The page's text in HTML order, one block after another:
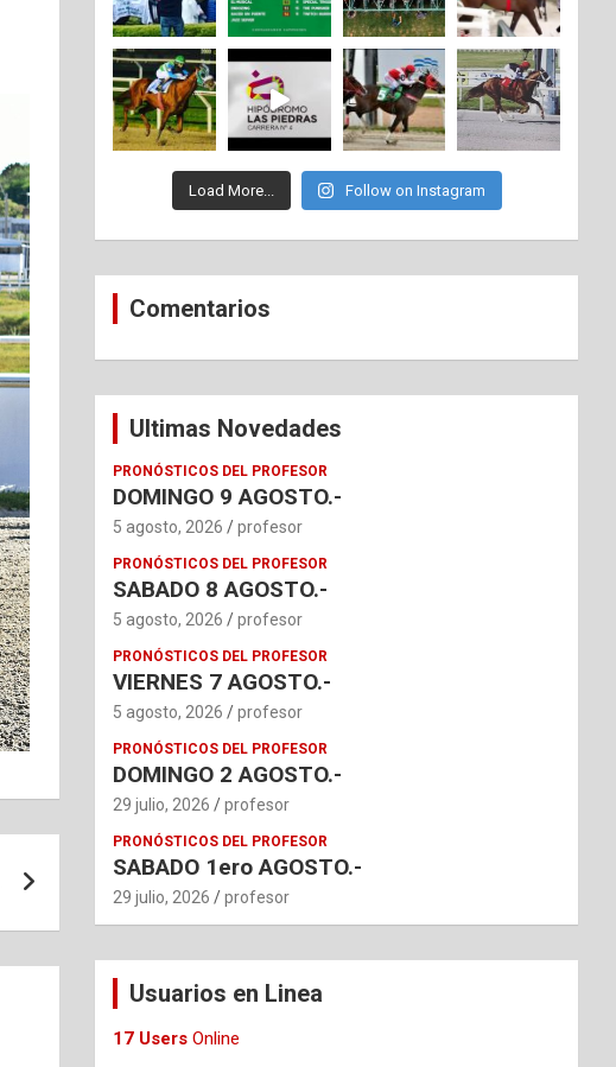
Load More... Follow on Instagram
Comentarios
Ultimas Novedades
PRONÓSTICOS DEL PROFESOR
DOMINGO 9 AGOSTO.-
5 agosto, 2026 profesor
PRONÓSTICOS DEL PROFESOR
SABADO 8 AGOSTO.-
5 agosto, 2026 profesor
PRONÓSTICOS DEL PROFESOR
VIERNES 7 AGOSTO.-
5 agosto, 2026 profesor
PRONÓSTICOS DEL PROFESOR
DOMINGO 2 AGOSTO.-
29 julio, 2026 profesor
PRONÓSTICOS DEL PROFESOR
SABADO 1ero AGOSTO.-
29 julio, 2026 profesor
Usuarios en Linea
17 Users Online